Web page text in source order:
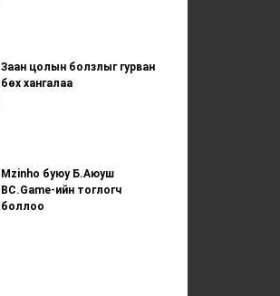
Заан цолын болзлыг гурван
бөх хангалаа
Mzinho буюу Б.Аюуш
BC.Game-ийн тоглогч
боллоо